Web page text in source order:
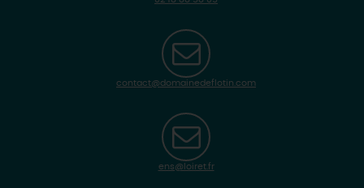
contact@domainedeflotin.com
ens@loiret.fr